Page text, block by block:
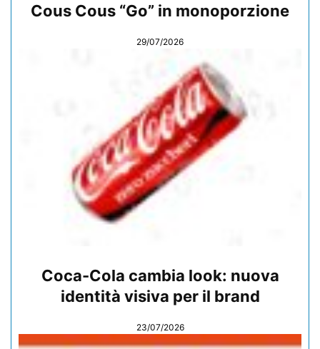
Cous Cous “Go” in monoporzione
29/07/2026
Coca-Cola cambia look: nuova
identità visiva per il brand
23/07/2026